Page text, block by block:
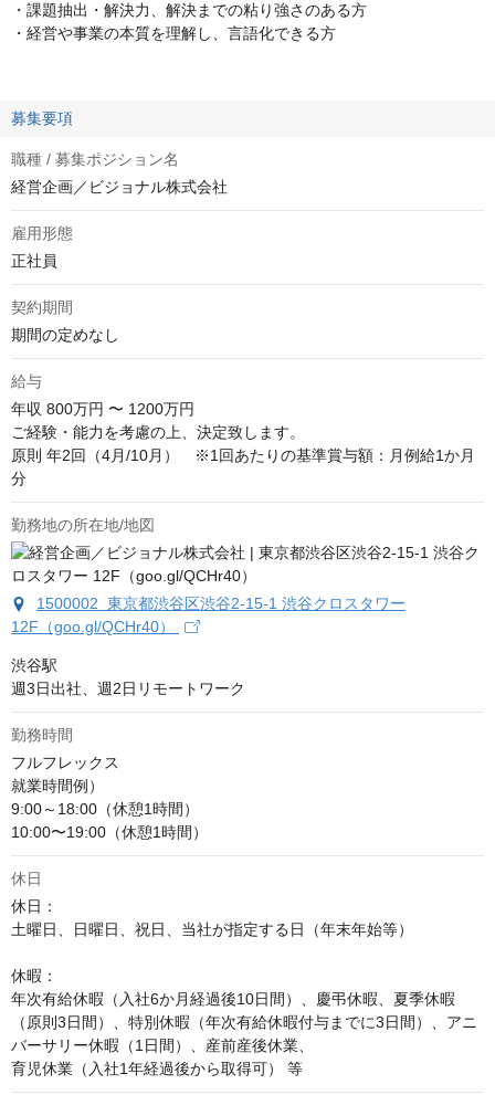
・課題抽出・解決力、解決までの粘り強さのある方
・経営や事業の本質を理解し、言語化できる方
募集要項
職種 / 募集ポジション名
経営企画／ビジョナル株式会社
雇用形態
正社員
契約期間
期間の定めなし
給与
年収 800万円 〜 1200万円
ご経験・能力を考慮の上、決定致します。
原則 年2回（4月/10月）　※1回あたりの基準賞与額：月例給1か月
分
勤務地の所在地/地図
1500002 東京都渋谷区渋谷2-15-1 渋谷クロスタワー
12F（goo.gl/QCHr40）
渋谷駅
週3日出社、週2日リモートワーク
勤務時間
フルフレックス
就業時間例）
9:00～18:00（休憩1時間）
10:00〜19:00（休憩1時間）
休日
休日：
土曜日、日曜日、祝日、当社が指定する日（年末年始等）
休暇：
年次有給休暇（入社6か月経過後10日間）、慶弔休暇、夏季休暇
（原則3日間）、特別休暇（年次有給休暇付与までに3日間）、アニ
バーサリー休暇（1日間）、産前産後休業、
育児休業（入社1年経過後から取得可） 等